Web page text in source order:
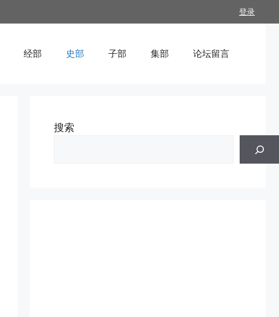
登录
经部 史部 子部 集部 论坛留言
搜索